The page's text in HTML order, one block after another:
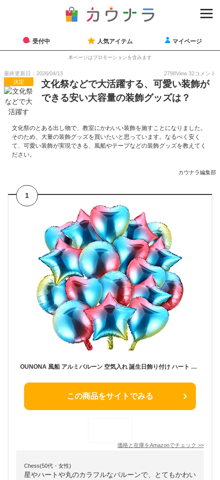
受付中 人気アイテム マイページ
本ページはプロモーションを含みます
最終更新日：2026/04/13 2798View 32コメント
決定
文化祭などで大活躍する、可愛い装飾が
できる安い大容量の装飾グッズは？
文化祭のとある出し物で、教室にかわいい装飾を施すことになりました。
そのため、大量の装飾グッズを買いたいと思っています。なるべく安く
て、可愛い装飾が実現できる、風船やテープなどの装飾グッズを教えてく
ださい。
カウナラ編集部
1
OUNONA 風船 アルミバルーン 空気入れ 誕生日飾り付け ハート 星 丸型 18インチ 18個組 グラデーション 大きい バレンタインデー飾り パーティー 結婚式 飾り イベント 二次会 文化祭 新年会 店舗装飾
この商品をサイトでみる
価格と在庫をAmazonでチェック >>
Chess(50代・女性)
星やハートや丸のカラフルなバルーンで、とてもかわい